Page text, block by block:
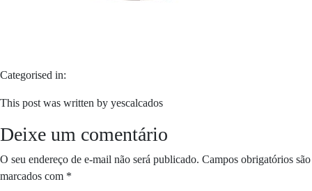
Categorised in:
This post was written by yescalcados
Deixe um comentário
O seu endereço de e-mail não será publicado. Campos obrigatórios são
marcados com *